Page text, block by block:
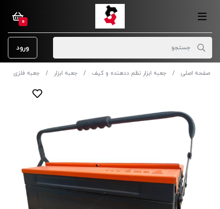
0
ورود
صفحه اصلی جعبه ابزار نظم ددهنده و کیف جعبه ابزار جعبه فلزی